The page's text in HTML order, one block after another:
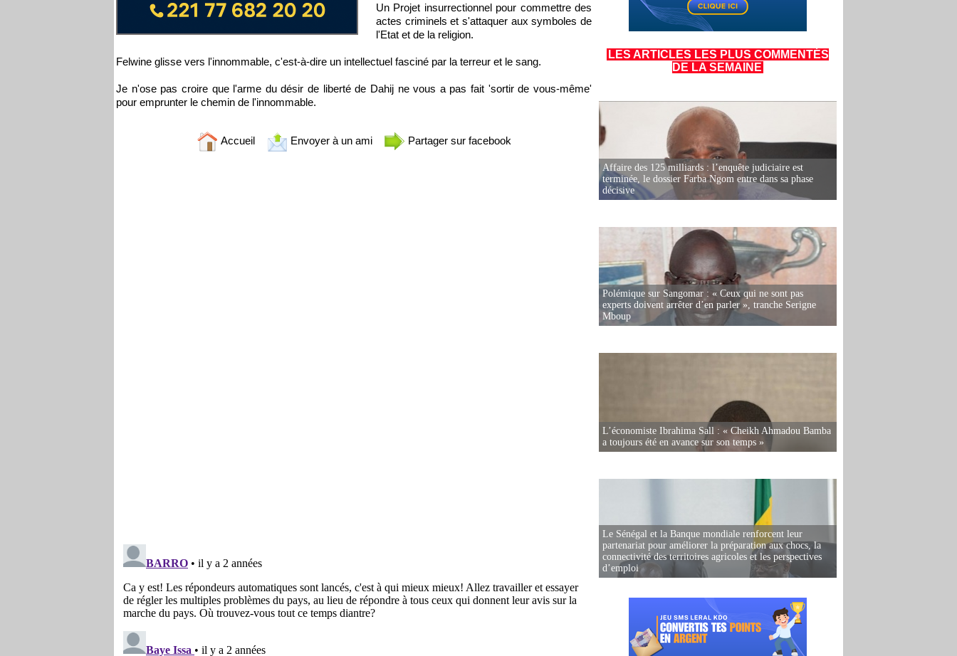
Un Projet insurrectionnel pour commettre des
actes criminels et s'attaquer aux symboles de
l'Etat et de la religion.
Felwine glisse vers l'innommable, c'est-à-dire un intellectuel fasciné par la terreur et le sang.
Je n'ose pas croire que l'arme du désir de liberté de Dahij ne vous a pas fait 'sortir de vous-même'
pour emprunter le chemin de l'innommable.
Accueil Envoyer à un ami Partager sur facebook
LES ARTICLES LES PLUS COMMENTÉS
DE LA SEMAINE
Affaire des 125 milliards : l’enquête judiciaire est
terminée, le dossier Farba Ngom entre dans sa phase
décisive
Polémique sur Sangomar : « Ceux qui ne sont pas
experts doivent arrêter d’en parler », tranche Serigne
Mboup
L’économiste Ibrahima Sall : « Cheikh Ahmadou Bamba
a toujours été en avance sur son temps »
Le Sénégal et la Banque mondiale renforcent leur
partenariat pour améliorer la préparation aux chocs, la
connectivité des territoires agricoles et les perspectives
d’emploi